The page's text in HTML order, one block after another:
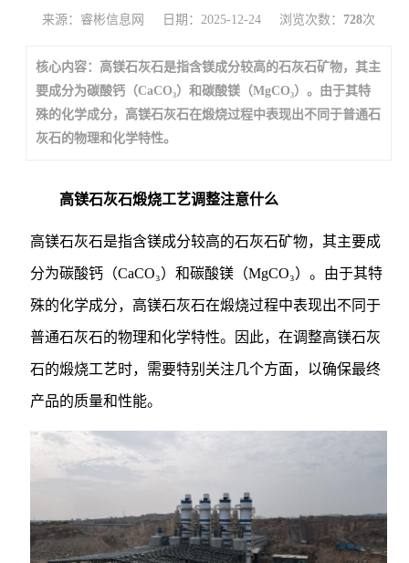
来源：睿彬信息网 日期：2025-12-24 浏览次数： 728次
核心内容：高镁石灰石是指含镁成分较高的石灰石矿物，其主
要成分为碳酸钙（CaCO₃）和碳酸镁（MgCO₃）。由于其特
殊的化学成分，高镁石灰石在煅烧过程中表现出不同于普通石
灰石的物理和化学特性。
高镁石灰石煅烧工艺调整注意什么
高镁石灰石是指含镁成分较高的石灰石矿物，其主要成
分为碳酸钙（CaCO₃）和碳酸镁（MgCO₃）。由于其特
殊的化学成分，高镁石灰石在煅烧过程中表现出不同于
普通石灰石的物理和化学特性。因此，在调整高镁石灰
石的煅烧工艺时，需要特别关注几个方面，以确保最终
产品的质量和性能。